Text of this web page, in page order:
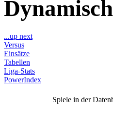
...up next
Versus
Einsätze
Tabellen
Liga-Stats
PowerIndex
Spiele in der